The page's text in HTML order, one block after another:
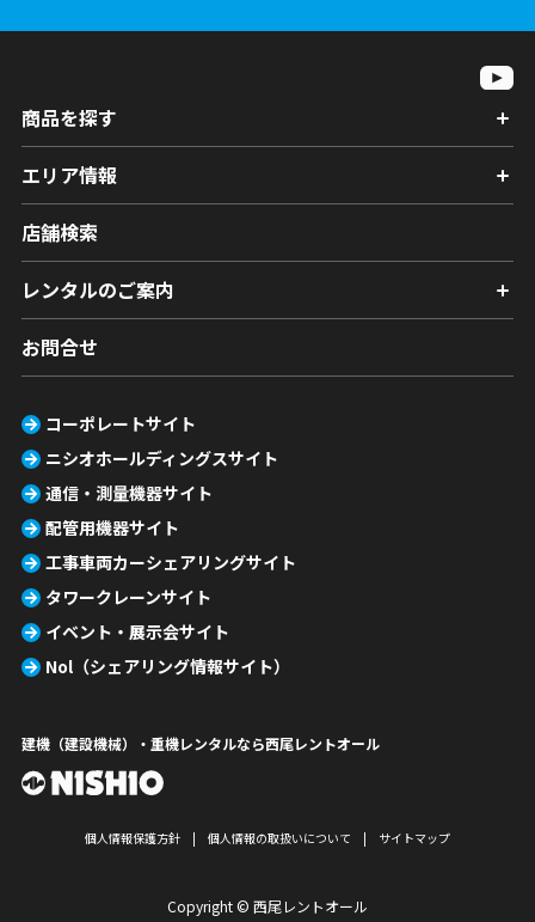
商品を探す
エリア情報
店舗検索
レンタルのご案内
お問合せ
コーポレートサイト
ニシオホールディングスサイト
通信・測量機器サイト
配管用機器サイト
工事車両カーシェアリングサイト
タワークレーンサイト
イベント・展示会サイト
Nol（シェアリング情報サイト）
建機（建設機械）・重機レンタルなら西尾レントオール
個人情報保護方針 個人情報の取扱いについて サイトマップ
Copyright © 西尾レントオール